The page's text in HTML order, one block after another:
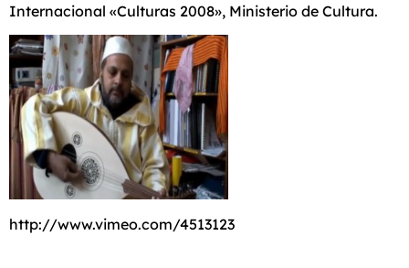
Internacional «Culturas 2008», Ministerio de Cultura.
http://www.vimeo.com/4513123